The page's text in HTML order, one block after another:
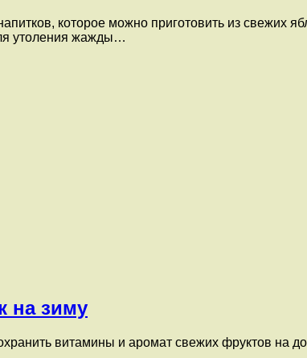
которое можно приготовить из свежих
утоления жажды…
на зиму
витамины и аромат свежих фруктов на